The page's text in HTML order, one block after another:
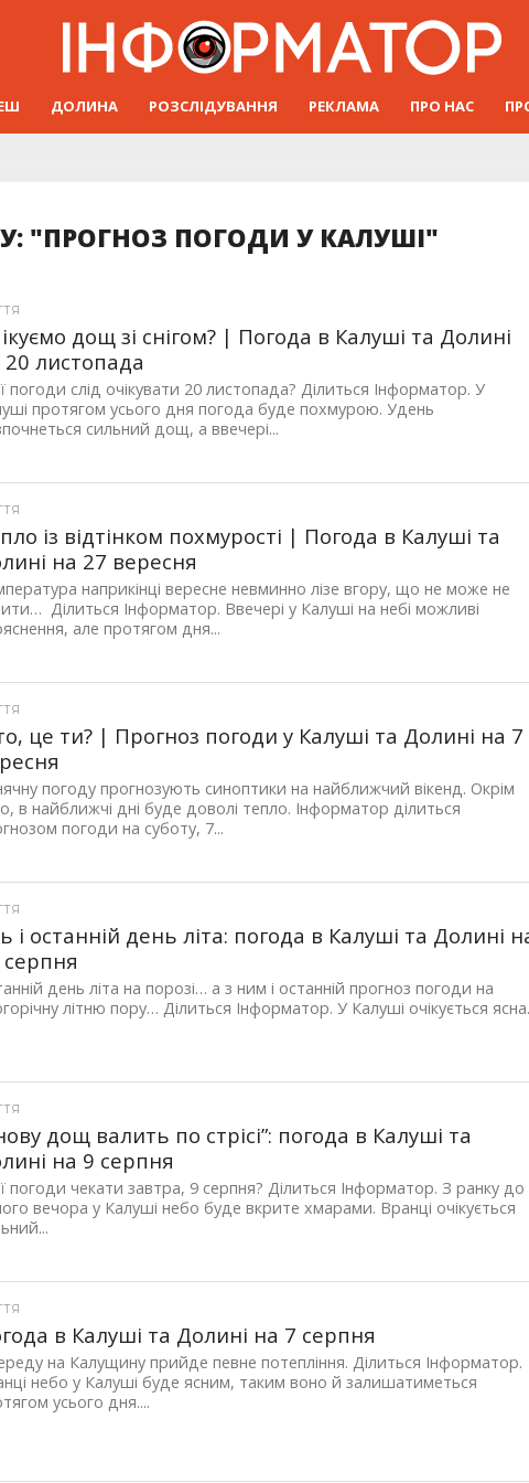
ДОЛИНА РОЗСЛІДУВАННЯ РЕКЛАМА ПРО НАС
"ПРОГНОЗ ПОГОДИ У КАЛУШІ"
дощ зі снігом? | Погода в Калуші та Долині
20 листопада
погоди слід очікувати 20 листопада? Ділиться Інформатор. У
протягом усього дня погода буде похмурою. Удень
сильний дощ, а ввечері...
із відтінком похмурості | Погода в Калуші та
на 27 вересня
наприкінці вересне невминно лізе вгору, що не може не
Ділиться Інформатор. Ввечері у Калуші на небі можливі
але протягом дня...
це ти? | Прогноз погоди у Калуші та Долині на 7
погоду прогнозують синоптики на найближчий вікенд. Окрім
в найближчі дні буде доволі тепло. Інформатор ділиться
погоди на суботу, 7...
і останній день літа: погода в Калуші та Долині
день літа на порозі… а з ним і останній прогноз погоди на
літню пору… Ділиться Інформатор. У Калуші очікується
дощ валить по стрісі”: погода в Калуші та
на 9 серпня
погоди чекати завтра, 9 серпня? Ділиться Інформатор. З ранку до
вечора у Калуші небо буде вкрите хмарами. Вранці очікується
в Калуші та Долині на 7 серпня
на Калущину прийде певне потепління. Ділиться Інформатор.
небо у Калуші буде ясним, таким воно й залишатиметься
усього дня....